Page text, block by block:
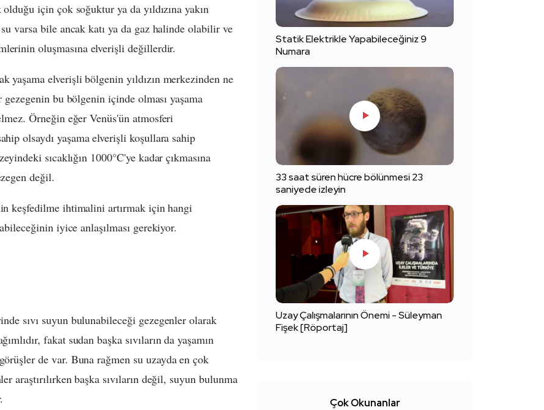
için çok soğuktur ya da yıldızına yakın
varsa bile ancak katı ya da gaz halinde olabilir ve
oluşmasına elverişli değillerdir.
yaşama elverişli bölgenin yıldızın merkezinden ne
bu bölgenin içinde olması yaşama
Örneğin eğer Venüs'ün atmosferi
olsaydı yaşama elverişli koşullara sahip
sıcaklığın 1000°C'ye kadar çıkmasına
değil.
keşfedilme ihtimalini artırmak için hangi
iyice anlaşılması gerekiyor.
sıvı suyun bulunabileceği gezegenler olarak
fakat sudan başka sıvıların da yaşamın
de var. Buna rağmen su uzayda en çok
araştırılırken başka sıvıların değil, suyun bulunma
Statik Elektrikle Yapabileceğiniz 9
Numara
33 saat süren hücre bölünmesi 23
saniyede izleyin
Uzay Çalışmalarının Önemi - Süleyman
Fişek [Röportaj]
Çok Okunanlar